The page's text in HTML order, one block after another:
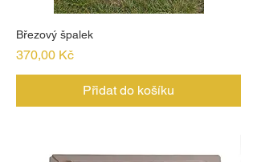
Březový špalek
Cena
370,00 Kč
Přidat do košíku